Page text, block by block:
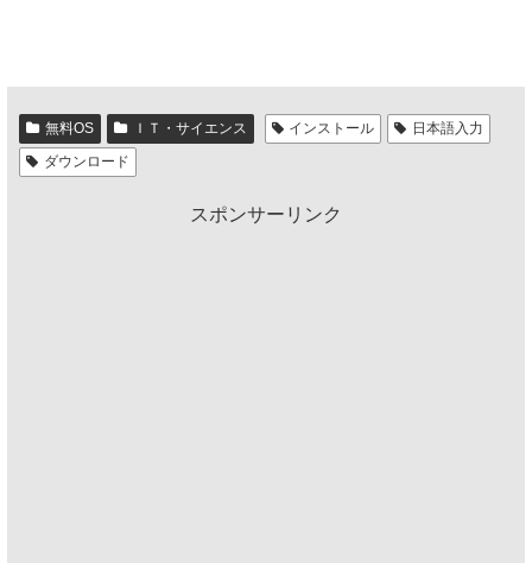
無料OS ＩＴ・サイエンス インストール
日本語入力
ダウンロード
スポンサーリンク